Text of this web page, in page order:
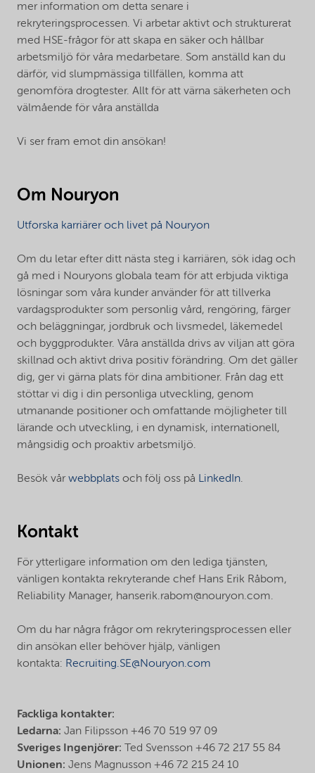
mer information om detta senare i
rekryteringsprocessen. Vi arbetar aktivt och strukturerat
med HSE-frågor för att skapa en säker och hållbar
arbetsmiljö för våra medarbetare. Som anställd kan du
därför, vid slumpmässiga tillfällen, komma att
genomföra drogtester. Allt för att värna säkerheten och
välmående för våra anställda
Vi ser fram emot din ansökan!
Om Nouryon
Utforska karriärer och livet på Nouryon
Om du letar efter ditt nästa steg i karriären, sök idag och
gå med i Nouryons globala team för att erbjuda viktiga
lösningar som våra kunder använder för att tillverka
vardagsprodukter som personlig vård, rengöring, färger
och beläggningar, jordbruk och livsmedel, läkemedel
och byggprodukter. Våra anställda drivs av viljan att göra
skillnad och aktivt driva positiv förändring. Om det gäller
dig, ger vi gärna plats för dina ambitioner. Från dag ett
stöttar vi dig i din personliga utveckling, genom
utmanande positioner och omfattande möjligheter till
lärande och utveckling, i en dynamisk, internationell,
mångsidig och proaktiv arbetsmiljö.
Besök vårwebbplats och följ oss på LinkedIn.
Kontakt
För ytterligare information om den lediga tjänsten,
vänligen kontakta rekryterande chef Hans Erik Råbom,
Reliability Manager, hanserik.rabom@nouryon.com.
Om du har några frågor om rekryteringsprocessen eller
din ansökan eller behöver hjälp, vänligen
kontakta: Recruiting.SE@Nouryon.com
Fackliga kontakter:
Ledarna: Jan Filipsson +46 70 519 97 09
Sveriges Ingenjörer: Ted Svensson +46 72 217 55 84
Unionen: Jens Magnusson +46 72 215 24 10